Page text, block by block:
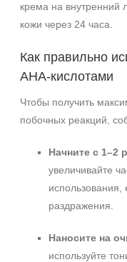
крема на внутренний
кожи через 24 часа.
Как правильно
АНА‑кислотами
Чтобы получить
побочных реакций,
Начните с 1–2
увеличивайте
использования,
раздражения.
Наносите на
используйте